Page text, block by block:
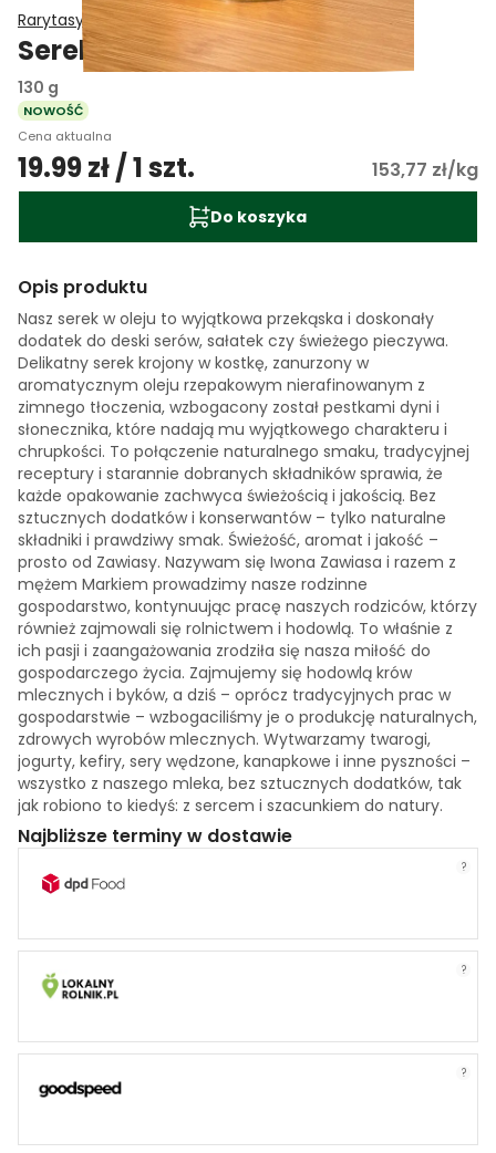
Rarytasy od Zawiasy
Serek w oleju
130 g
NOWOŚĆ
Cena aktualna
19.99 zł / 1 szt. 153,77 zł/kg
Do koszyka
Opis produktu
Nasz serek w oleju to wyjątkowa przekąska i doskonały
dodatek do deski serów, sałatek czy świeżego pieczywa.
Delikatny serek krojony w kostkę, zanurzony w
aromatycznym oleju rzepakowym nierafinowanym z
zimnego tłoczenia, wzbogacony został pestkami dyni i
słonecznika, które nadają mu wyjątkowego charakteru i
chrupkości. To połączenie naturalnego smaku, tradycyjnej
receptury i starannie dobranych składników sprawia, że
każde opakowanie zachwyca świeżością i jakością. Bez
sztucznych dodatków i konserwantów – tylko naturalne
składniki i prawdziwy smak. Świeżość, aromat i jakość –
prosto od Zawiasy. Nazywam się Iwona Zawiasa i razem z
mężem Markiem prowadzimy nasze rodzinne
gospodarstwo, kontynuując pracę naszych rodziców, którzy
również zajmowali się rolnictwem i hodowlą. To właśnie z
ich pasji i zaangażowania zrodziła się nasza miłość do
gospodarczego życia. Zajmujemy się hodowlą krów
mlecznych i byków, a dziś – oprócz tradycyjnych prac w
gospodarstwie – wzbogaciliśmy je o produkcję naturalnych,
zdrowych wyrobów mlecznych. Wytwarzamy twarogi,
jogurty, kefiry, sery wędzone, kanapkowe i inne pyszności –
wszystko z naszego mleka, bez sztucznych dodatków, tak
jak robiono to kiedyś: z sercem i szacunkiem do natury.
Najbliższe terminy w dostawie
?
?
?